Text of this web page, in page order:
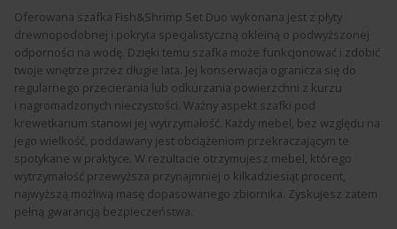
Oferowana szafka Fish&Shrimp Set Duo wykonana jest z płyty
drewnopodobnej i pokryta specjalistyczną okleiną o podwyższonej
odporności na wodę. Dzięki temu szafka może funkcjonować i zdobić
twoje wnętrze przez długie lata. Jej konserwacja ogranicza się do
regularnego przecierania lub odkurzania powierzchni z kurzu
i nagromadzonych nieczystości. Ważny aspekt szafki pod
krewetkarium stanowi jej wytrzymałość. Każdy mebel, bez względu na
jego wielkość, poddawany jest obciążeniom przekraczającym te
spotykane w praktyce. W rezultacie otrzymujesz mebel, którego
wytrzymałość przewyższa przynajmniej o kilkadziesiąt procent,
najwyższą możliwą masę dopasowanego zbiornika. Zyskujesz zatem
pełną gwarancją bezpieczeństwa.